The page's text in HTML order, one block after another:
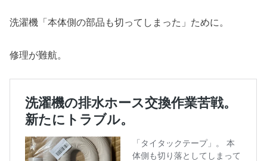
洗濯機「本体側の部品も切ってしまった」ために。
修理が難航。